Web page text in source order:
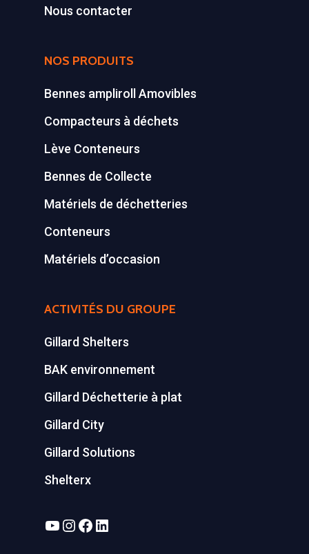
Nous contacter
NOS PRODUITS
Bennes ampliroll Amovibles
Compacteurs à déchets
Lève Conteneurs
Bennes de Collecte
Matériels de déchetteries
Conteneurs
Matériels d’occasion
ACTIVITÉS DU GROUPE
Gillard Shelters
BAK environnement
Gillard Déchetterie à plat
Gillard City
Gillard Solutions
Shelterx
YouTube
Instagram
Facebook